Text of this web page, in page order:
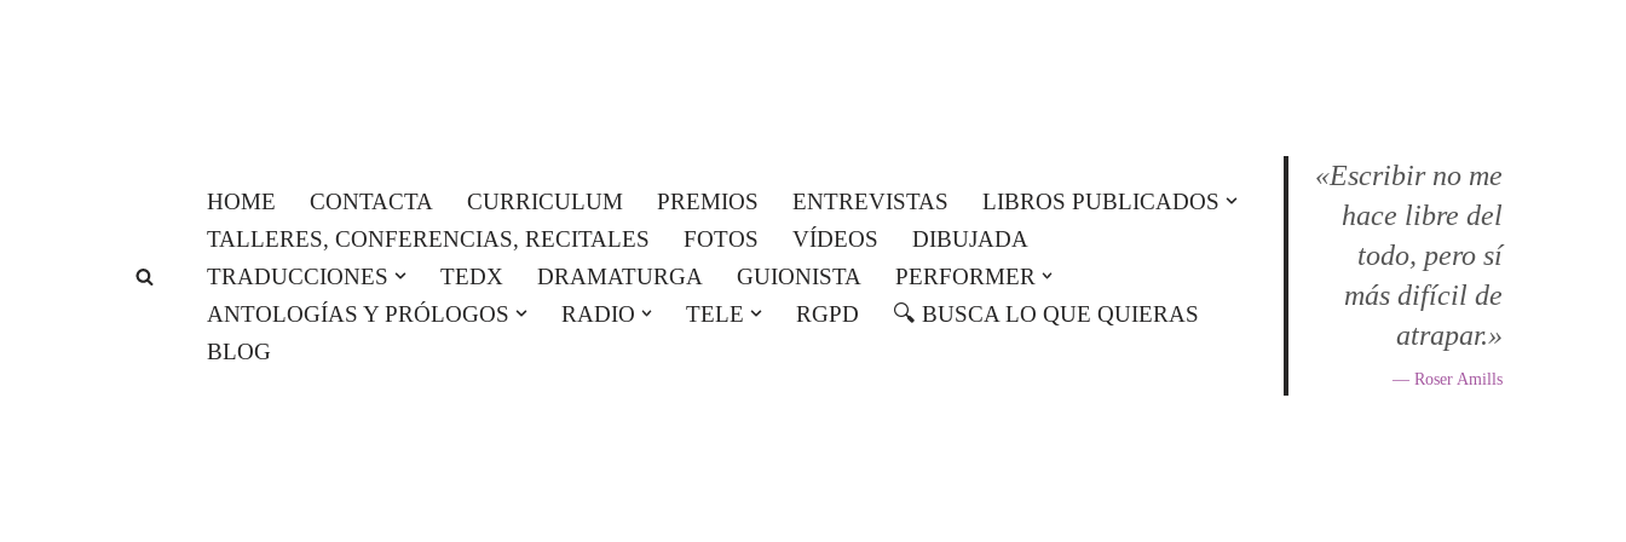
HOME CONTACTA CURRICULUM PREMIOS ENTREVISTAS
LIBROS PUBLICADOS
TALLERES, CONFERENCIAS, RECITALES
FOTOS VÍDEOS
DIBUJADA
TRADUCCIONES
TEDX DRAMATURGA GUIONISTA
PERFORMER
ANTOLOGÍAS Y PRÓLOGOS
RADIO TELE RGPD
🔍 BUSCA LO QUE QUIERAS
BLOG
«Escribir no me
hace libre del
todo, pero sí
más difícil de
atrapar.»
— Roser Amills